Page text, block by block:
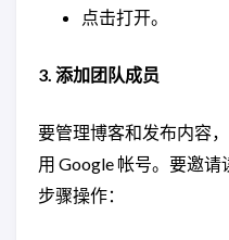
点击打开。
3. 添加团队成员
要管理博客和发布内容
用 Google 帐号。要邀
步骤操作：